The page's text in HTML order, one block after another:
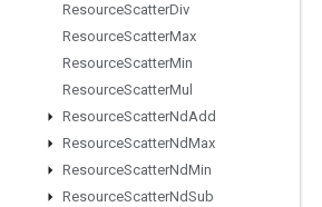
ResourceScatterDiv
ResourceScatterMax
ResourceScatterMin
ResourceScatterMul
ResourceScatterNdAdd
ResourceScatterNdMax
ResourceScatterNdMin
ResourceScatterNdSub